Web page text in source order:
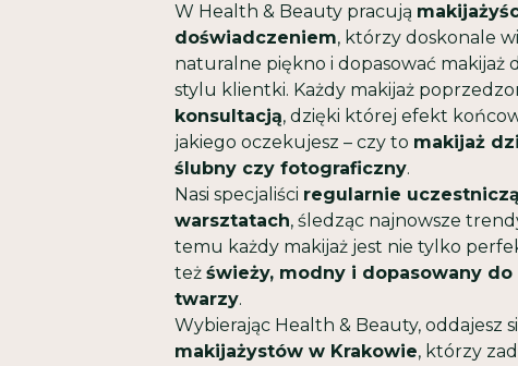
W Health & Beauty pracują
doświadczeniem, którzy doskonale
naturalne piękno i dopasować makijaż
stylu klientki. Każdy makijaż
konsultacją, dzięki której efekt
jakiego oczekujesz – czy to makijaż
ślubny czy fotograficzny.
Nasi specjaliści regularnie
warsztatach, śledząc najnowsze
temu każdy makijaż jest nie tylko
też świeży, modny i dopasowany
twarzy.
Wybierając Health & Beauty, oddajesz
makijażystów w Krakowie, którzy